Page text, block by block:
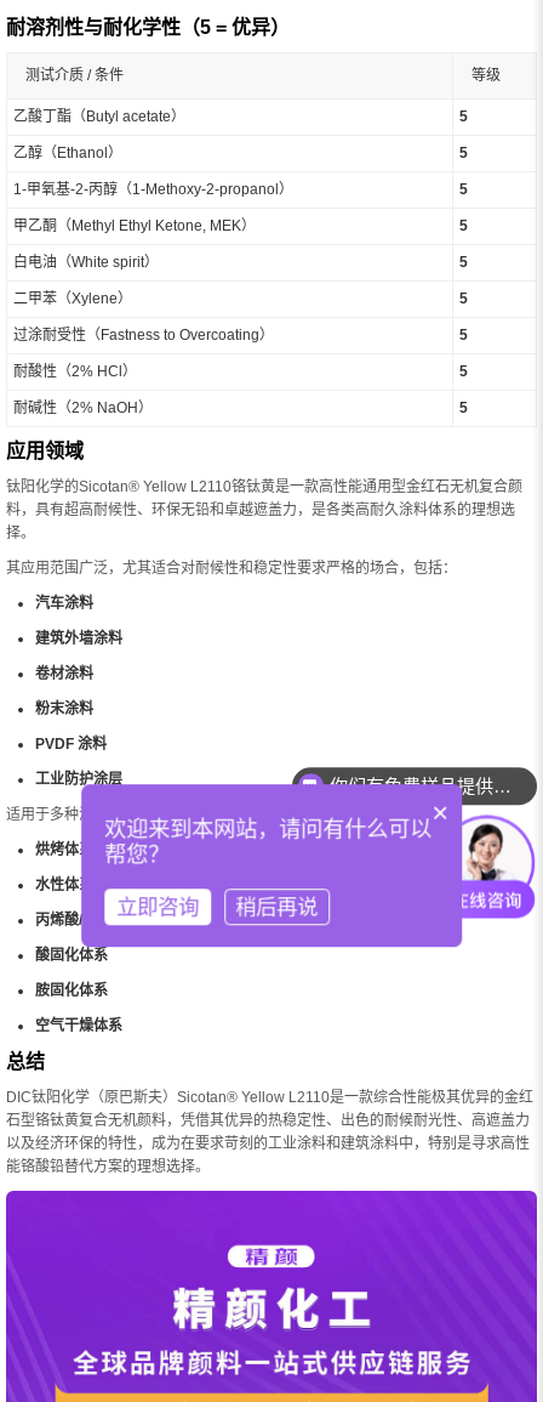
耐溶剂性与耐化学性（5 = 优异）
测试介质 / 条件 等级
乙酸丁酯（Butyl acetate） 5
乙醇（Ethanol） 5
1-甲氧基-2-丙醇（1-Methoxy-2-propanol） 5
甲乙酮（Methyl Ethyl Ketone, MEK） 5
白电油（White spirit） 5
二甲苯（Xylene） 5
过涂耐受性（Fastness to Overcoating） 5
耐酸性（2% HCl） 5
耐碱性（2% NaOH） 5
应用领域
钛阳化学的Sicotan® Yellow L2110铬钛黄是一款高性能通用型金红石无机复合颜
料，具有超高耐候性、环保无铅和卓越遮盖力，是各类高耐久涂料体系的理想选
择。
其应用范围广泛，尤其适合对耐候性和稳定性要求严格的场合，包括：
汽车涂料
建筑外墙涂料
卷材涂料
粉末涂料
PVDF 涂料
工业防护涂层
适用于多种涂料体系：
烘烤体系
水性体系
丙烯酸/异氰酸酯体系
酸固化体系
胺固化体系
空气干燥体系
总结
DIC钛阳化学（原巴斯夫）Sicotan® Yellow L2110是一款综合性能极其优异的金红
石型铬钛黄复合无机颜料，凭借其优异的热稳定性、出色的耐候耐光性、高遮盖力
以及经济环保的特性，成为在要求苛刻的工业涂料和建筑涂料中，特别是寻求高性
能铬酸铅替代方案的理想选择。
你们可以提供配色服务吗？
×
欢迎来到本网站，请问有什么可以
帮您？
立即咨询 稍后再说